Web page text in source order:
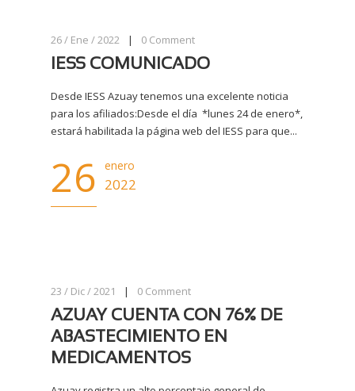
26 / Ene / 2022 | 0 Comment
IESS COMUNICADO
Desde IESS Azuay tenemos una excelente noticia
para los afiliados:Desde el día *lunes 24 de enero*,
estará habilitada la página web del IESS para que...
26 enero
2022
23 / Dic / 2021 | 0 Comment
AZUAY CUENTA CON 76% DE
ABASTECIMIENTO EN
MEDICAMENTOS